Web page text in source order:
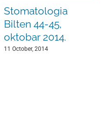
Stomatologia
Bilten 44-45,
oktobar 2014.
11 October, 2014